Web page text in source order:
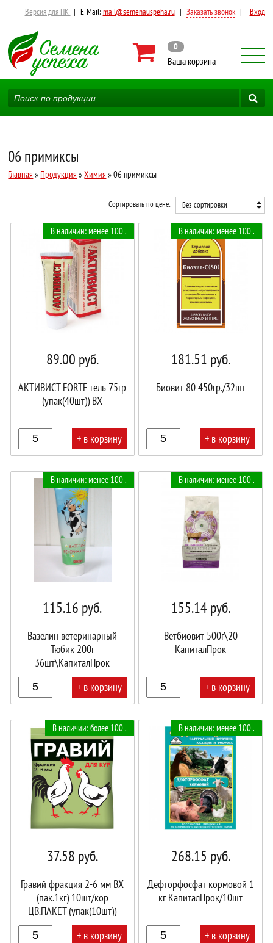
Версия для ПК | E-Mail:mail@semenauspeha.ru | Заказать звонок | Вход
0
Ваша корзина
06 примиксы
Главная » Продукция »Химия » 06 примиксы
Сортировать по цене: Без сортировки
В наличии: менее 100 .
89.00 руб.
АКТИВИСТ FORTE гель 75гр
(упак(40шт)) ВХ
+ в корзину
В наличии: менее 100 .
181.51 руб.
Биовит-80 450гр./32шт
+ в корзину
В наличии: менее 100 .
115.16 руб.
Вазелин ветеринарный
Тюбик 200г
36шт\КапиталПрок
+ в корзину
корзине!
В наличии: менее 100 .
155.14руб.
Ветбиовит 500г\20
КапиталПрок
+ в корзину
В наличии: более 100 .
37.58 руб.
Гравий фракция 2-6 мм ВХ
(пак.1кг) 10шт/кор
ЦВ.ПАКЕТ (упак(10шт))
+ в корзину
В наличии: менее 100 .
268.15 руб.
Дефторфосфат кормовой 1
кг КапиталПрок/10шт
+ в корзину